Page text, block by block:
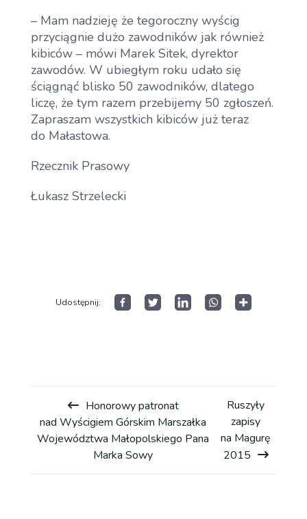
Aktualności
Dla Zawodnika
Open
menu
Dla Kibica
Dla Mediów
– Mam nadzieję że tegoroczny wyścig
przyciągnie dużo zawodników jak również
kibiców – mówi Marek Sitek, dyrektor
zawodów. W ubiegłym roku udało się
ściągnąć blisko 50 zawodników, dlatego
liczę, że tym razem przebijemy 50 zgłoszeń.
Zapraszam wszystkich kibiców już teraz
do Małastowa.
Rzecznik Prasowy
Łukasz Strzelecki
Udostępnij:
Honorowy patronat
nad Wyścigiem Górskim Marszałka
Województwa Małopolskiego Pana
Marka Sowy
Ruszyły
zapisy
na Magurę
2015